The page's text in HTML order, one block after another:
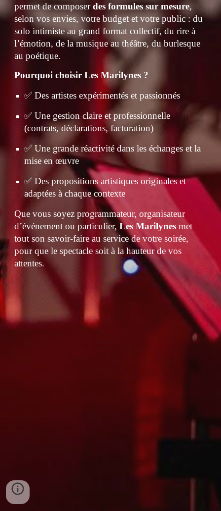
permet de composerdes formules sur mesure,
selon vos envies, votre budget et votre public : du
solo intimiste au grand format collectif, du rire à
l’émotion, de la musique au théâtre, du burlesque
au poétique.
Pourquoi choisir Les Marilynes ?
✅ Des artistes expérimentés et passionnés
✅ Une gestion claire et professionnelle
(contrats, déclarations, facturation)
✅ Une grande réactivité dans les échanges et la
mise en œuvre
✅ Des propositions artistiques originales et
adaptées à chaque contexte
Que vous soyez programmateur, organisateur
d’événement ou particulier,Les Marilynesmet
tout son savoir-faire au service de votre soirée,
pour que le spectacle soit à la hauteur de vos
attentes.